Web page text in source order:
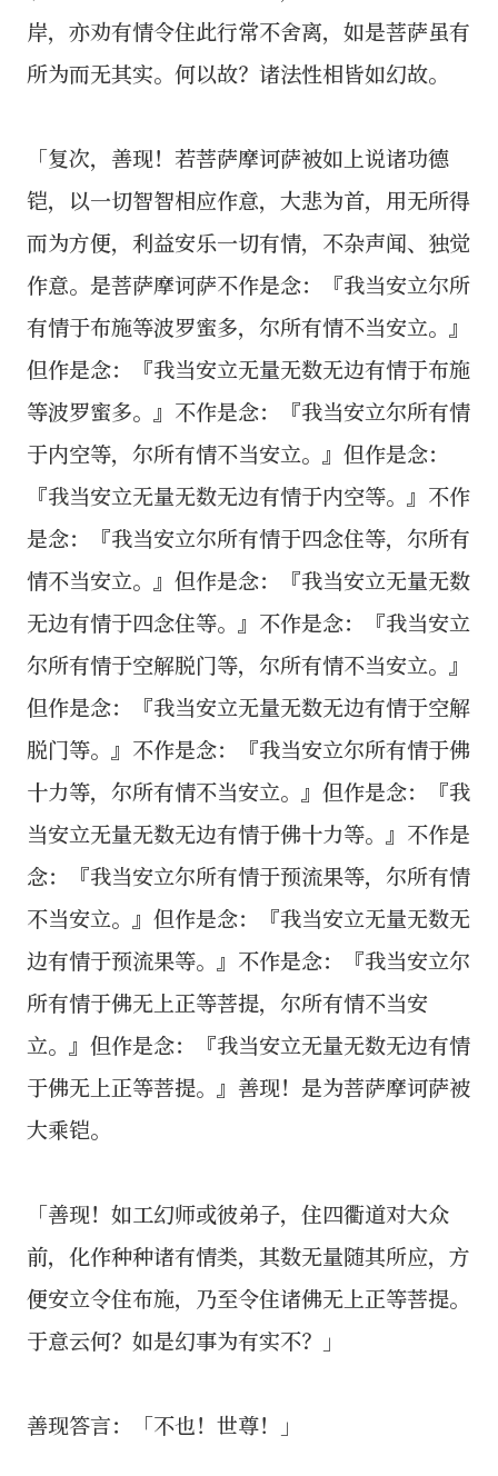
岸，亦劝有情令住此行常不舍离，如是菩萨虽有
所为而无其实。何以故？诸法性相皆如幻故。
「复次，善现！若菩萨摩诃萨被如上说诸功德
铠，以一切智智相应作意，大悲为首，用无所得
而为方便，利益安乐一切有情，不杂声闻、独觉
作意。是菩萨摩诃萨不作是念：『我当安立尔所
有情于布施等波罗蜜多，尔所有情不当安立。』
但作是念：『我当安立无量无数无边有情于布施
等波罗蜜多。』不作是念：『我当安立尔所有情
于内空等，尔所有情不当安立。』但作是念：
『我当安立无量无数无边有情于内空等。』不作
是念：『我当安立尔所有情于四念住等，尔所有
情不当安立。』但作是念：『我当安立无量无数
无边有情于四念住等。』不作是念：『我当安立
尔所有情于空解脱门等，尔所有情不当安立。』
但作是念：『我当安立无量无数无边有情于空解
脱门等。』不作是念：『我当安立尔所有情于佛
十力等，尔所有情不当安立。』但作是念：『我
当安立无量无数无边有情于佛十力等。』不作是
念：『我当安立尔所有情于预流果等，尔所有情
不当安立。』但作是念：『我当安立无量无数无
边有情于预流果等。』不作是念：『我当安立尔
所有情于佛无上正等菩提，尔所有情不当安
立。』但作是念：『我当安立无量无数无边有情
于佛无上正等菩提。』善现！是为菩萨摩诃萨被
大乘铠。
「善现！如工幻师或彼弟子，住四衢道对大众
前，化作种种诸有情类，其数无量随其所应，方
便安立令住布施，乃至令住诸佛无上正等菩提。
于意云何？如是幻事为有实不？」
善现答言：「不也！世尊！」